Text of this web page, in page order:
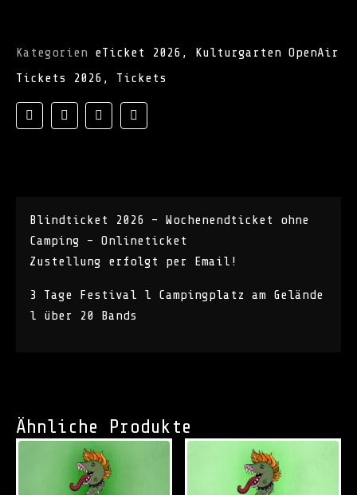
Kategorien eTicket 2026 , Kulturgarten OpenAir
Tickets 2026 , Tickets
Blindticket 2026 – Wochenendticket ohne
Camping – Onlineticket
Zustellung erfolgt per Email!
3 Tage Festival l Campingplatz am Gelände
l über 20 Bands
Ähnliche Produkte